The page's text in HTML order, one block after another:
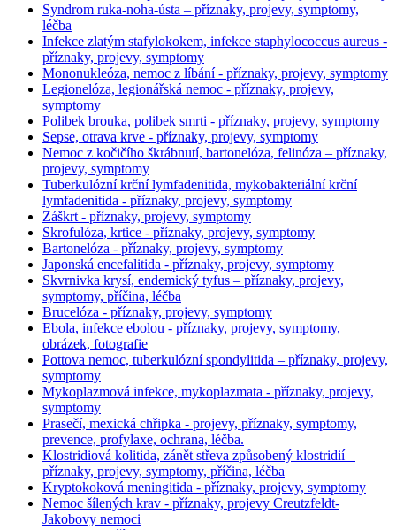
Syndrom ruka-noha-ústa – příznaky, projevy, symptomy,
léčba
Infekce zlatým stafylokokem, infekce staphylococcus aureus -
příznaky, projevy, symptomy
Mononukleóza, nemoc z líbání - příznaky, projevy, symptomy
Legionelóza, legionářská nemoc - příznaky, projevy,
symptomy
Polibek brouka, polibek smrti - příznaky, projevy, symptomy
Sepse, otrava krve - příznaky, projevy, symptomy
Nemoc z kočičího škrábnutí, bartonelóza, felinóza – příznaky,
projevy, symptomy
Tuberkulózní krční lymfadenitida, mykobakteriální krční
lymfadenitida - příznaky, projevy, symptomy
Záškrt - příznaky, projevy, symptomy
Skrofulóza, krtice - příznaky, projevy, symptomy
Bartonelóza - příznaky, projevy, symptomy
Japonská encefalitida - příznaky, projevy, symptomy
Skvrnivka krysí, endemický tyfus – příznaky, projevy,
symptomy, příčina, léčba
Brucelóza - příznaky, projevy, symptomy
Ebola, infekce ebolou - příznaky, projevy, symptomy,
obrázek, fotografie
Pottova nemoc, tuberkulózní spondylitida – příznaky, projevy,
symptomy
Mykoplazmová infekce, mykoplazmata - příznaky, projevy,
symptomy
Prasečí, mexická chřipka - projevy, příznaky, symptomy,
prevence, profylaxe, ochrana, léčba.
Klostridiová kolitida, zánět střeva způsobený klostridií –
příznaky, projevy, symptomy, příčina, léčba
Kryptokoková meningitida - příznaky, projevy, symptomy
Nemoc šílených krav - příznaky, projevy Creutzfeldt-
Jakobovy nemoci